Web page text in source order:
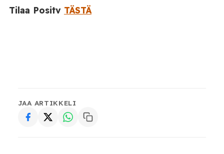
Tilaa Positv TÄSTÄ
JAA ARTIKKELI